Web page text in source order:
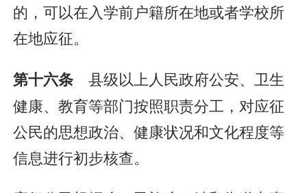
的，可以在入学前户籍所在地或者学校所
在地应征。
第十六条 县级以上人民政府公安、卫生
健康、教育等部门按照职责分工，对应征
公民的思想政治、健康状况和文化程度等
信息进行初步核查。